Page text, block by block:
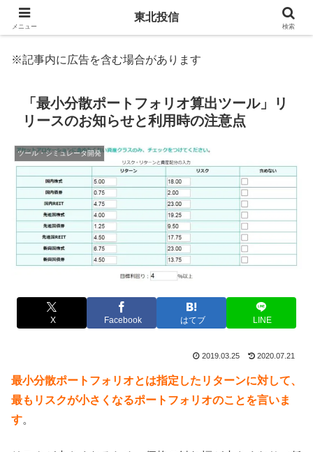
※記事内に広告を含む場合があります
「最小分散ポートフォリオ算出ツール」リ
リースのお知らせと利用時の注意点
ツール・シミュレータ開発
X Facebook はてブ LINE
2019.03.25 2020.07.21
最小分散ポートフォリオとは指定したリターンに対して、
最もリスクが小さくなるポートフォリオのことを言いま
す。
メニュー
東北投信
検索